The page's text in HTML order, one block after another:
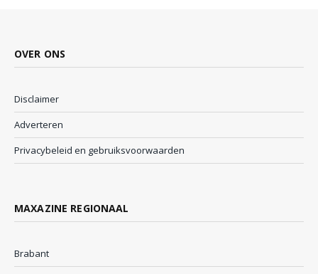
OVER ONS
Disclaimer
Adverteren
Privacybeleid en gebruiksvoorwaarden
MAXAZINE REGIONAAL
Brabant